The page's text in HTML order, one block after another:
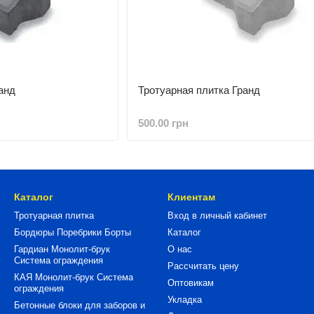
Тротуарная плитка Гранд
500.00 грн
Каталог
Тротуарная плитка
Бордюры Поребрики Борты
Гардиан Монолит-брук
Система ограждения
КАЯ Монолит-брук Система
ограждения
Бетонные блоки для заборов и
Клиентам
Вход в личный кабинет
Каталог
О нас
Рассчитать цену
Оптовикам
Укладка